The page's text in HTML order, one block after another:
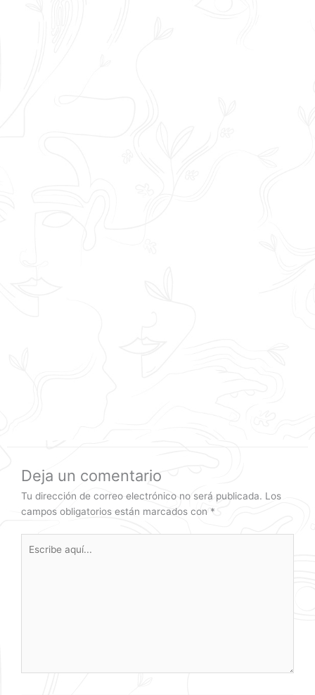
Deja un comentario
Tu dirección de correo electrónico no será publicada. Los
campos obligatorios están marcados con *
aquí...